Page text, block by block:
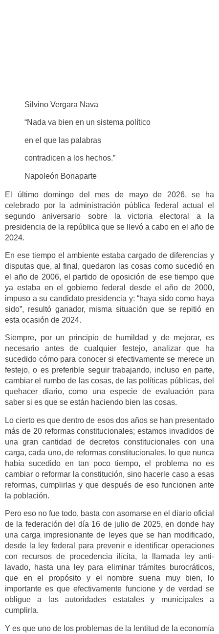
Silvino Vergara Nava
“Nada va bien en un sistema político
en el que las palabras
contradicen a los hechos.”
Napoleón Bonaparte
El último domingo del mes de mayo de 2026, se ha
celebrado por la administración pública federal actual el
segundo aniversario sobre la victoria electoral a la
presidencia de la república que se llevó a cabo en el año de
2024.
En ese tiempo el ambiente estaba cargado de diferencias y
disputas que, al final, quedaron las cosas como sucedió en
el año de 2006, el partido de oposición de ese tiempo que
ya estaba en el gobierno federal desde el año de 2000,
impuso a su candidato presidencia y: “haya sido como haya
sido”, resultó ganador, misma situación que se repitió en
esta ocasión de 2024.
Siempre, por un principio de humildad y de mejorar, es
necesario antes de cualquier festejo, analizar que ha
sucedido cómo para conocer si efectivamente se merece un
festejo, o es preferible seguir trabajando, incluso en parte,
cambiar el rumbo de las cosas, de las políticas públicas, del
quehacer diario, como una especie de evaluación para
saber si es que se están haciendo bien las cosas.
Lo cierto es que dentro de esos dos años se han presentado
más de 20 reformas constitucionales; estamos invadidos de
una gran cantidad de decretos constitucionales con una
carga, cada uno, de reformas constitucionales, lo que nunca
había sucedido en tan poco tiempo, el problema no es
cambiar o reformar la constitución, sino hacerle caso a esas
reformas, cumplirlas y que después de eso funcionen ante
la población.
Pero eso no fue todo, basta con asomarse en el diario oficial
de la federación del día 16 de julio de 2025, en donde hay
una carga impresionante de leyes que se han modificado,
desde la ley federal para prevenir e identificar operaciones
con recursos de procedencia ilícita, la llamada ley anti-
lavado, hasta una ley para eliminar trámites burocráticos,
que en el propósito y el nombre suena muy bien, lo
importante es que efectivamente funcione y de verdad se
obligue a las autoridades estatales y municipales a
cumplirla.
Y es que uno de los problemas de la lentitud de la economía